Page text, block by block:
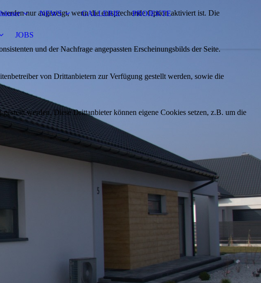
NEWS GALLERIE PROJEKTE
JOBS
nur angezeigt, wenn die entsprechende Option aktiviert ist. Die
und der Nachfrage angepassten Erscheinungsbilds der Seite.
von Drittanbietern zur Verfügung gestellt werden, sowie die
werden. Diese Drittanbieter können eigene Cookies setzen, z.B. um die